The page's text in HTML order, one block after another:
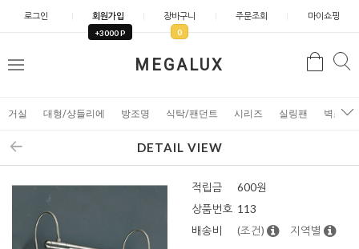
로그인 회원가입
+3000 P
장바구니
0
주문조회 마이쇼핑
MEGALUX
메
검
거실 대형/샹들리에 방조명 식탁/팬던트 시리즈 실링팬 벽조명
DETAIL VIEW
적립금
600원
상품번호 113
배송비
(조건) 지역별